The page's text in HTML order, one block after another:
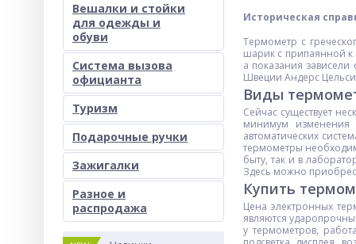
Вешалки и стойки
для одежды и
обуви
Система вызова
официанта
Туризм
Подарочные ручки
Зажигалки
Разное и
раcпродажа
Историческая
Термометр с
шарик с припаянной к
а показания
Швеции Андерс
Виды
Сейчас существует
минимум изменения
автоматических
термометры
быту, так и в
Здесь можно
Купить
Цена электронных
являются
у термометров,